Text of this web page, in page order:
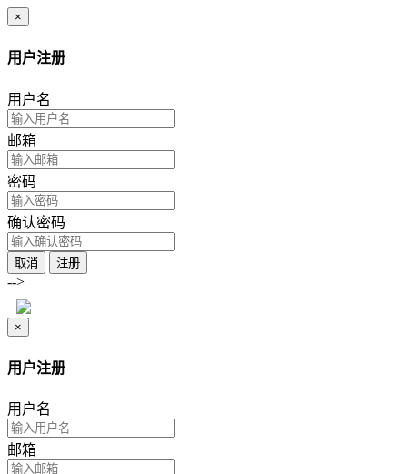
×
用户注册
用户名
邮箱
密码
确认密码
取消 注册
-->
×
用户注册
用户名
邮箱